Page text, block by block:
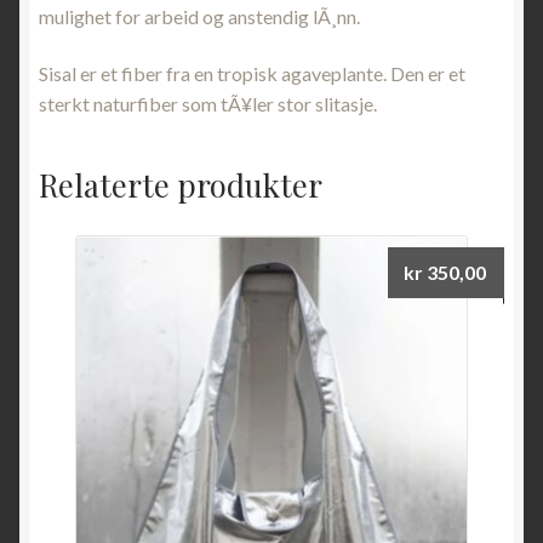
mulighet for arbeid og anstendig lÃ¸nn.
Sisal er et fiber fra en tropisk agaveplante. Den er et
sterkt naturfiber som tÃ¥ler stor slitasje.
Relaterte produkter
kr 350,00